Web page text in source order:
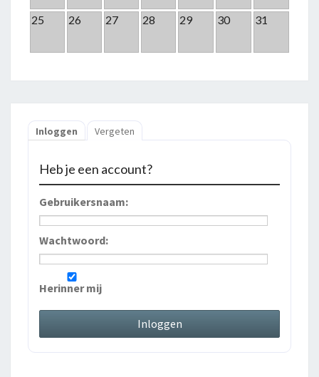
25 26 27 28 29 30 31
Inloggen Vergeten
Heb je een account?
Gebruikersnaam:
Wachtwoord:
Herinner mij